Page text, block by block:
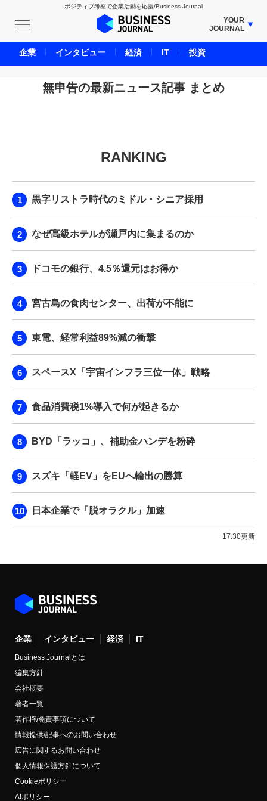
ポジティブ考察で企業活動を応援/Business Journal
YOUR
JOURNAL
BUSINESS JOURNAL
UNICORN JOURNAL
CARBON CREDITS JOURNAL
LIFE ENDING JOURNAL
BPaaS JOURNAL
無申告の最新ニュース記事 まとめ
RANKING
黒字リストラ時代のミドル・シニア採用
なぜ高級ホテルが瀬戸内に集まるのか
ドコモの銀行、4.5％還元はお得か
宮古島の食肉センター、出荷が不能に
東電、経常利益89%減の衝撃
スペースX「宇宙インフラ三位一体」戦略
食品消費税1%導入で何が起きるか
BYD「ラッコ」、補助金ハンデを粉砕
スズキ「軽EV」をEUへ輸出の勝算
日本企業で「脱オラクル」加速
17:30更新
企業 インタビュー 経済 IT
Business Journalとは
編集方針
会社概要
著者一覧
著作権/免責事項について
情報提供/記事へのお問い合わせ
広告に関するお問い合わせ
個人情報保護方針について
Cookieポリシー
AIポリシー
企業 インタビュー 経済 IT 投資